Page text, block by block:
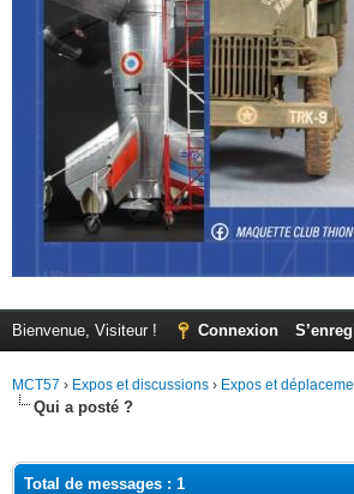
Bienvenue, Visiteur ! Connexion
MCT57 › Expos et discussions › Expos et
Qui a posté ?
Total de messages : 1